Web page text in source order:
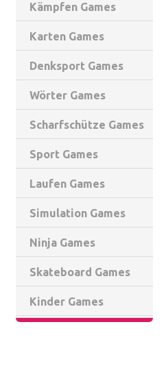
Kämpfen Games
Karten Games
Denksport Games
Wörter Games
Scharfschütze Games
Sport Games
Laufen Games
Simulation Games
Ninja Games
Skateboard Games
Kinder Games